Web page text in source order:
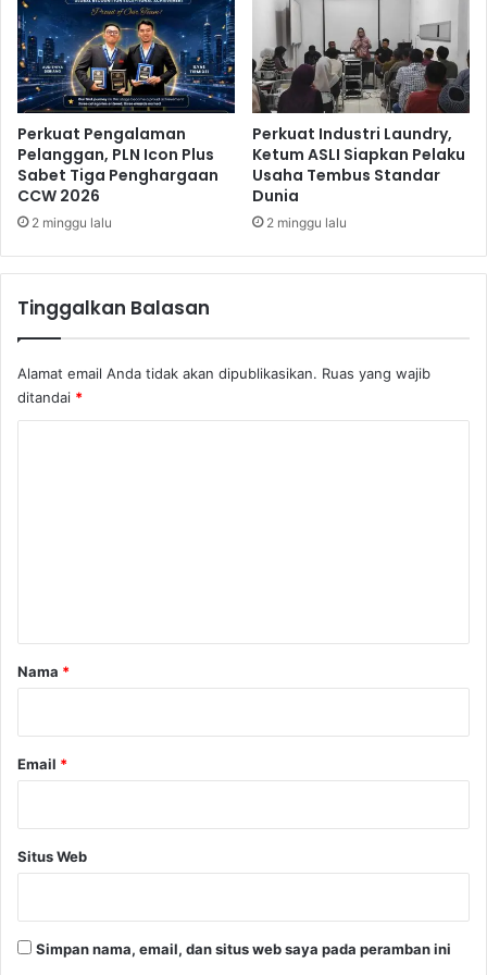
a
t
H
i
n
d
u
B
e
k
s
G
e
r
g
W
u
t
Perkuat Pengalaman
Pelanggan, PLN Icon Plus
Sabet Tiga Penghargaan
CCW 2026
2 minggu lalu
Perkuat Industri Laundry,
Ketum ASLI Siapkan Pelaku
Usaha Tembus Standar
Dunia
2 minggu lalu
Tinggalkan Balasan
Alamat email Anda tidak akan dipublikasikan. Ruas yang wajib
ditandai *
r
Nama *
Email *
Situs Web
Simpan nama, email, dan situs web saya pada peramban ini